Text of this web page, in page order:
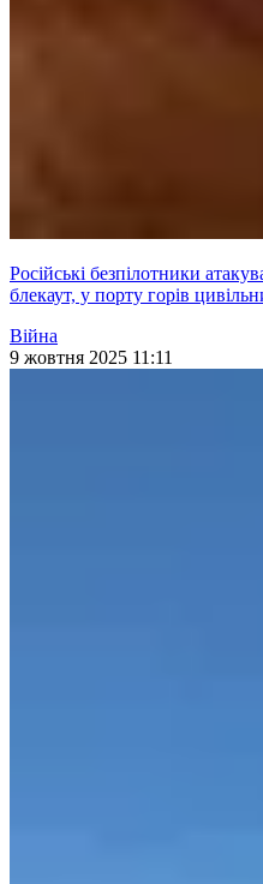
Російські безпілотники
блекаут, у порту горів
Війна
9 жовтня 2025 11:11